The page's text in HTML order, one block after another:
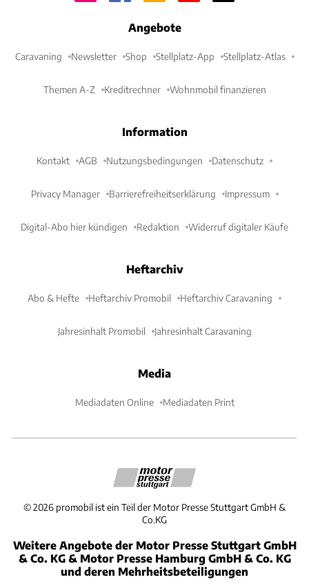
Angebote
Caravaning Newsletter Shop Stellplatz-App Stellplatz-Atlas
Themen A-Z Kreditrechner Wohnmobil finanzieren
Information
Kontakt AGB Nutzungsbedingungen Datenschutz
Privacy Manager Barrierefreiheitserklärung Impressum
Digital-Abo hier kündigen Redaktion Widerruf digitaler Käufe
Heftarchiv
Abo & Hefte Heftarchiv Promobil Heftarchiv Caravaning
Jahresinhalt Promobil Jahresinhalt Caravaning
Media
Mediadaten Online Mediadaten Print
©2026 promobil ist ein Teil der Motor Presse Stuttgart GmbH &
Co.KG
Weitere Angebote der Motor Presse Stuttgart GmbH
& Co. KG & Motor Presse Hamburg GmbH & Co. KG
und deren Mehrheitsbeteiligungen